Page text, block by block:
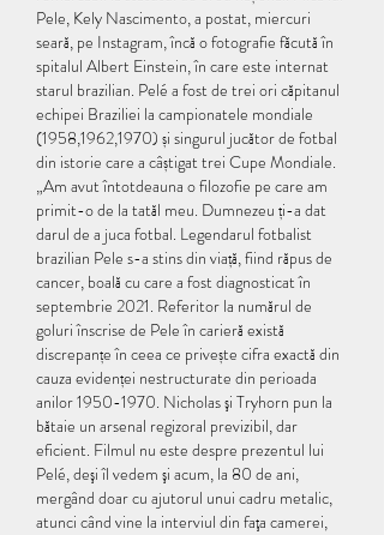
Pele, Kely Nascimento, a postat, miercuri
seară, pe Instagram, încă o fotografie făcută în
spitalul Albert Einstein, în care este internat
starul brazilian. Pelé a fost de trei ori căpitanul
echipei Braziliei la campionatele mondiale
(1958,1962,1970) și singurul jucător de fotbal
din istorie care a câștigat trei Cupe Mondiale.
„Am avut întotdeauna o filozofie pe care am
primit-o de la tatăl meu. Dumnezeu ți-a dat
darul de a juca fotbal. Legendarul fotbalist
brazilian Pele s-a stins din viață, fiind răpus de
cancer, boală cu care a fost diagnosticat în
septembrie 2021. Referitor la numărul de
goluri înscrise de Pele în carieră există
discrepanțe în ceea ce privește cifra exactă din
cauza evidenței nestructurate din perioada
anilor 1950-1970. Nicholas şi Tryhorn pun la
bătaie un arsenal regizoral previzibil, dar
eficient. Filmul nu este despre prezentul lui
Pelé, deşi îl vedem şi acum, la 80 de ani,
mergând doar cu ajutorul unui cadru metalic,
atunci când vine la interviul din faţa camerei,